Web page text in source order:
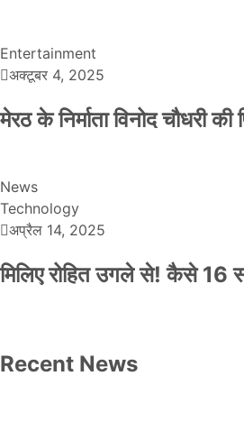
Entertainment
अक्टूबर 4, 2025
मेरठ के निर्माता विनोद चौधरी
News
Technology
अप्रैल 14, 2025
मिलिए रोहित उगले से! कैसे 16
Recent News